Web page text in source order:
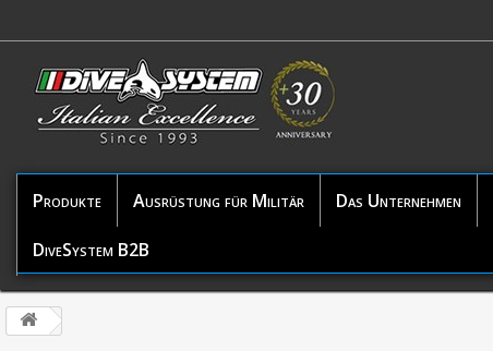
Produkte Ausrüstung für Militär Das Unternehmen
DiveSystem B2B